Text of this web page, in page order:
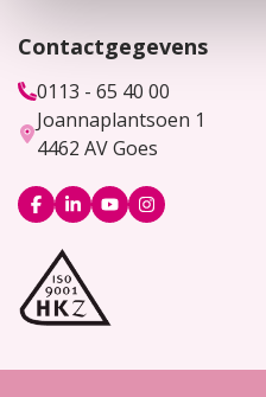
Contactgegevens
0113 - 65 40 00
Joannaplantsoen 1
4462 AV Goes
Logo
Facebook
Logo
LinkedIn
LogoLogo